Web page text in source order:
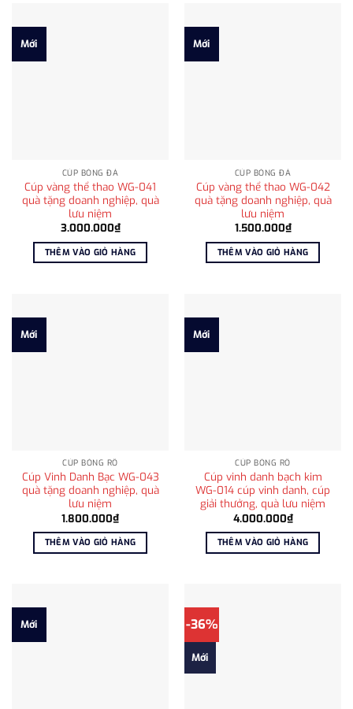
Mới
CÚP BÓNG ĐÁ
Cúp vàng thể thao WG-041
quà tặng doanh nghiệp, quà
lưu niệm
3.000.000₫
THÊM VÀO GIỎ HÀNG
Mới
CÚP BÓNG ĐÁ
Cúp vàng thể thao WG-042
quà tặng doanh nghiệp, quà
lưu niệm
1.500.000₫
THÊM VÀO GIỎ HÀNG
Mới
CÚP BÓNG RỔ
Cúp Vinh Danh Bạc WG-043
quà tặng doanh nghiệp, quà
lưu niệm
1.800.000₫
THÊM VÀO GIỎ HÀNG
Mới
CÚP BÓNG RỔ
Cúp vinh danh bạch kim
WG-014 cúp vinh danh, cúp
giải thưởng, quà lưu niệm
4.000.000₫
THÊM VÀO GIỎ HÀNG
Mới -36%
Mới